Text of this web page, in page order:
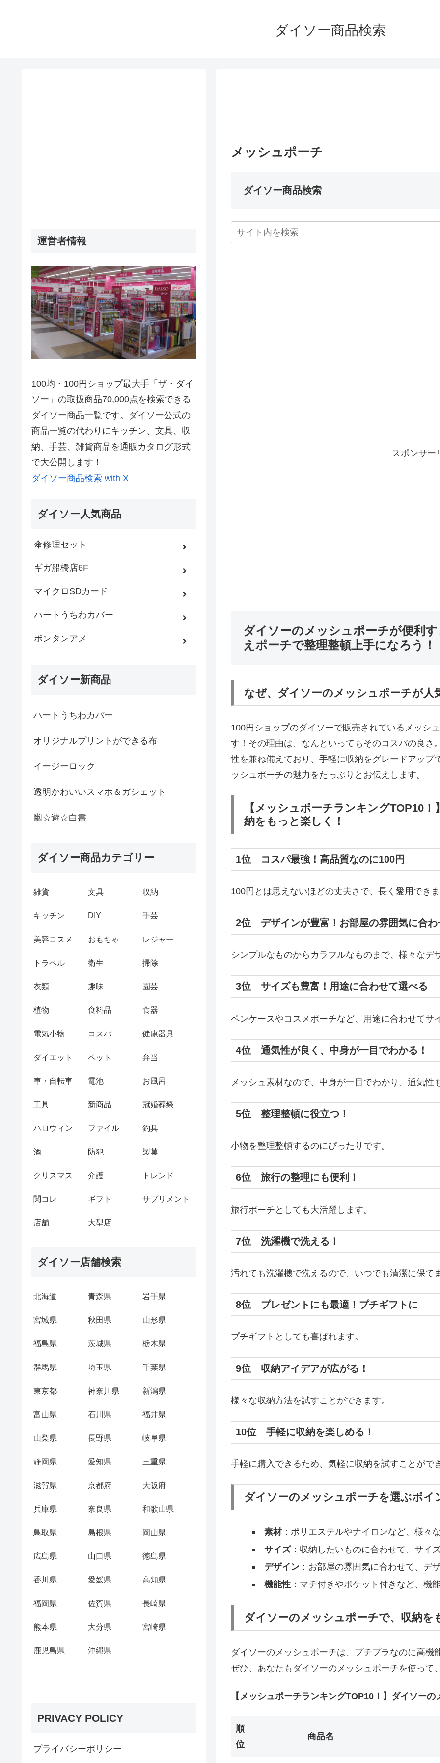
ダイソー商品検索
メッシュポーチ
ダイソー商品検索
スポンサー
ダイソーのメッシュポーチが便利
えポーチで整理整頓上手になろう！
なぜ、ダイソーのメッシュポーチが人
100円ショップのダイソーで販売されているメッシ
す！その理由は、なんといってもそのコスパの良
性を兼ね備えており、手軽に収納をグレードアッ
ッシュポーチの魅力をたっぷりとお伝えします。
【メッシュポーチランキングTOP10
納をもっと楽しく！
1位 コスパ最強！高品質なのに100円
100円とは思えないほどの丈夫さで、長く愛用でき
2位 デザインが豊富！お部屋の雰囲気に合わ
シンプルなものからカラフルなものまで、様々なデ
3位 サイズも豊富！用途に合わせて選べる
ペンケースやコスメポーチなど、用途に合わせてサ
4位 通気性が良く、中身が一目でわかる！
メッシュ素材なので、中身が一目でわかり、通気性
5位 整理整頓に役立つ！
小物を整理整頓するのにぴったりです。
6位 旅行の整理にも便利！
旅行ポーチとしても大活躍します。
7位 洗濯機で洗える！
汚れても洗濯機で洗えるので、いつでも清潔に保て
8位 プレゼントにも最適！プチギフトに
プチギフトとしても喜ばれます。
9位 収納アイデアが広がる！
様々な収納方法を試すことができます。
10位 手軽に収納を楽しめる！
手軽に購入できるため、気軽に収納を試すことがで
ダイソーのメッシュポーチを選ぶポイ
素材：ポリエステルやナイロンなど、様々
サイズ：収納したいものに合わせて、サイ
デザイン：お部屋の雰囲気に合わせて、デ
機能性：マチ付きやポケット付きなど、機
ダイソーのメッシュポーチで、収納を
ダイソーのメッシュポーチは、プチプラなのに高
ぜひ、あなたもダイソーのメッシュポーチを使って
【メッシュポーチランキングTOP10！】ダイソー
順
位
商品名
運営者情報
100均・100円ショップ最大手「ザ・ダイ
ソー」の取扱商品70,000点を検索できる
ダイソー商品一覧です。ダイソー公式の
商品一覧の代わりにキッチン、文具、収
納、手芸、雑貨商品を通販カタログ形式
で大公開します！
ダイソー商品検索 with X
ダイソー人気商品
傘修理セット
ギガ船橋店6F
マイクロSDカード
ハートうちわカバー
ボンタンアメ
ダイソー新商品
ハートうちわカバー
オリジナルプリントができる布
イージーロック
透明かわいいスマホ＆ガジェット
幽☆遊☆白書
ダイソー商品カテゴリー
雑貨 文具 収納
キッチン DIY 手芸
美容コスメ おもちゃ レジャー
トラベル 衛生 掃除
衣類 趣味 園芸
植物 食料品 食器
電気小物 コスパ 健康器具
ダイエット ペット 弁当
車・自転車 電池 お風呂
工具 新商品 冠婚葬祭
ハロウィン ファイル 釣具
酒 防犯 製菓
クリスマス 介護 トレンド
関コレ ギフト サプリメント
店舗 大型店
ダイソー店舗検索
北海道 青森県 岩手県
宮城県 秋田県 山形県
福島県 茨城県 栃木県
群馬県 埼玉県 千葉県
東京都 神奈川県 新潟県
富山県 石川県 福井県
山梨県 長野県 岐阜県
静岡県 愛知県 三重県
滋賀県 京都府 大阪府
兵庫県 奈良県 和歌山県
鳥取県 島根県 岡山県
広島県 山口県 徳島県
香川県 愛媛県 高知県
福岡県 佐賀県 長崎県
熊本県 大分県 宮崎県
鹿児島県 沖縄県
PRIVACY POLICY
プライバシーポリシー